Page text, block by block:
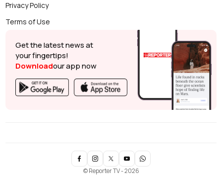
Privacy Policy
Terms of Use
Get the latest news at
your fingertips!
Downloadour app now
© Reporter TV - 2026